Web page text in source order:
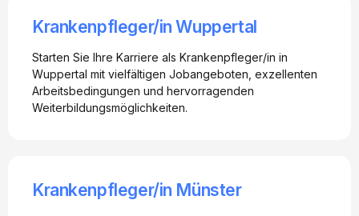
Krankenpfleger/in Wuppertal
Starten Sie Ihre Karriere als Krankenpfleger/in in
Wuppertal mit vielfältigen Jobangeboten, exzellenten
Arbeitsbedingungen und hervorragenden
Weiterbildungsmöglichkeiten.
Krankenpfleger/in Münster